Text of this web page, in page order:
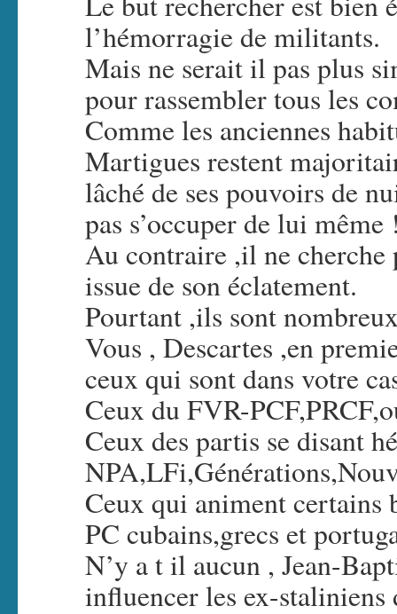
l’hémorragie de militants.
Mais ne serait il pas plus
pour rassembler tous les
Comme les anciennes
Martigues restent
lâché de ses pouvoirs de
pas s’occuper de lui même
Au contraire ,il ne cherche
issue de son éclatement.
Pourtant ,ils sont
Vous , Descartes ,en
ceux qui sont dans votre
Ceux du FVR-
Ceux des partis se disant
Ceux qui animent certains
PC cubains,grecs et
N’y a t il aucun , Jean-
influencer les ex-staliniens